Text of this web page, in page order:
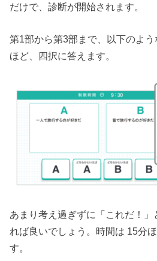
だけで、診断が開始されます。
第1部から第3部まで、以下のよ
ほど、四択に答えます。
あまり考え過ぎずに「これだ！
れば良いでしょう。時間は 15分
す。